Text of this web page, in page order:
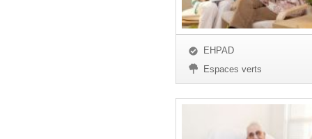
EHPAD
Espaces verts